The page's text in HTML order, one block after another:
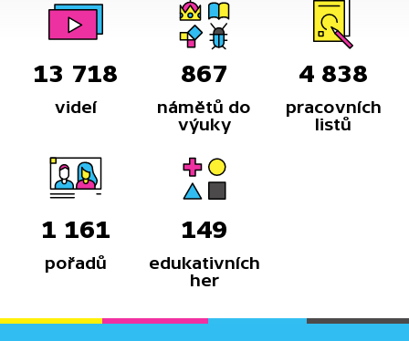
13 718
videí
867
námětů do
výuky
4 838
pracovních
listů
1 161
pořadů
149
edukativních
her